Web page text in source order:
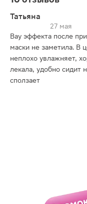
Татьяна
27 мая
Вау эффекта после
маски не заметила. В
неплохо увлажняет,
лекала, удобно сидит
сползает